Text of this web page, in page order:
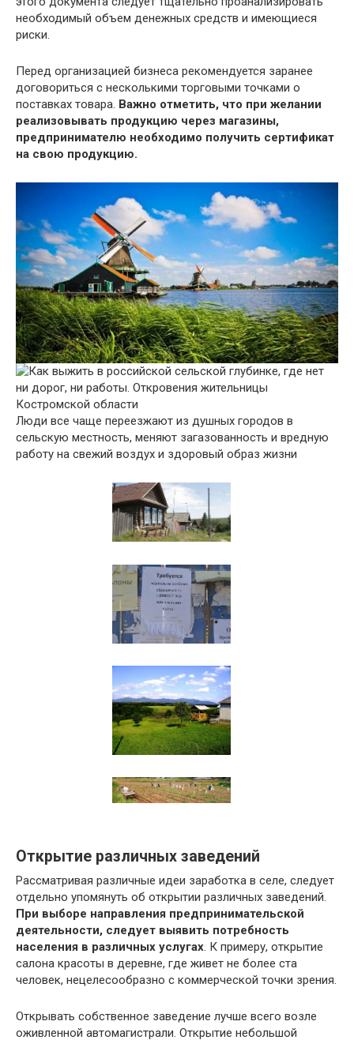
необходимый объем денежных средств и имеющиеся
риски.
Перед организацией бизнеса рекомендуется заранее
договориться с несколькими торговыми точками о
поставках товара. Важно отметить, что при желании
реализовывать продукцию через магазины,
предпринимателю необходимо получить сертификат
на свою продукцию.
Люди все чаще переезжают из душных городов в
сельскую местность, меняют загазованность и вредную
работу на свежий воздух и здоровый образ жизни
Открытие различных заведений
Рассматривая различные идеи заработка в селе, следует
отдельно упомянуть об открытии различных заведений.
При выборе направления предпринимательской
деятельности, следует выявить потребность
населения в различных услугах. К примеру, открытие
салона красоты в деревне, где живет не более ста
человек, нецелесообразно с коммерческой точки зрения.
Открывать собственное заведение лучше всего возле
оживленной автомагистрали. Открытие небольшой